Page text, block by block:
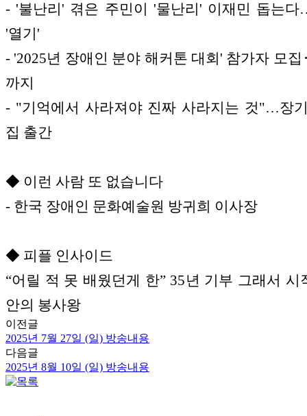
- '불난리' 겪은 주민이 '물난리' 이재민 돕는
'열기'
- '2025년 장애인 분야 해커톤 대회' 참가자 모
까지
- "기억에서 사라져야 진짜 사라지는 것"…장
집 출간
◆ 이런 사람 또 없습니다
- 한국 장애인 문화예술원 방귀희 이사장
◆ 피플 인사이드
“어릴 적 못 배웠던게 한” 35년 기부 그래서 시
안의 봉사왕
이전글
2025년 7월 27일 (일) 방송내용
다음글
2025년 8월 10일 (일) 방송내용